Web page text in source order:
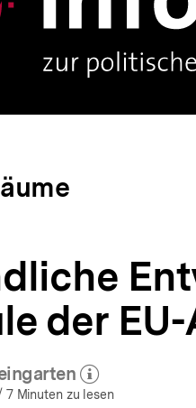
der
(Mehr zum Autor)
öffnen
7 Minuten zu lesen